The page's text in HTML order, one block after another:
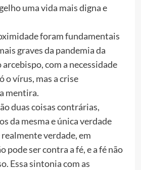
uma vida mais digna e
foram fundamentais
graves da pandemia da
com a necessidade
o vírus, mas a crise
mentira.
duas coisas contrárias,
da mesma e única verdade
verdade, em
pode ser contra a fé, e a fé não
Essa sintonia com as